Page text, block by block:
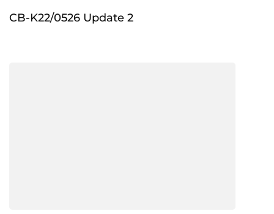
CB-K22/0526 Update 2